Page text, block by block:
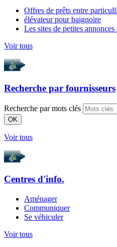
Offres de prêts entre
élévateur pour baignoire
Les sites de petites
Voir tous
Recherche par fournisseurs
Recherche par mots clés
OK
Voir tous
Centres d'info.
Aménager
Communiquer
Se véhiculer
Voir tous